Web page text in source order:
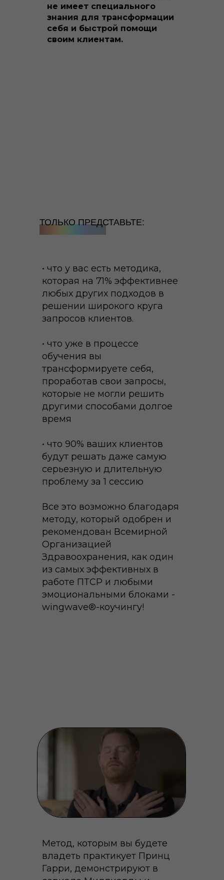
не имеет специального
знания для трансформации
себя и быстрой помощи
своим клиентам.
• что у вас есть методика,
которая на 71% эффективнее
любых других подходов в
решении широкого круга
запросов клиентов.
• что уже в процессе
обучения вы
трансформируете себя,
проработав свои запросы,
которые не могли решить
другими способами долгое
время
• что 90% ваших клиентов
будут решать даже самую
серьезную и длительную
проблему за 1 сессию
Все это возможно благодаря
методу, который одобрен и
рекомендован Всемирной
Организацией
Здравоохранения, как один
из самых эффективных в
работе ПТСР и любыми
эмоциональными блоками -
wingwave®-коучингу!
ТОЛЬКО ПРЕДСТАВЬТЕ:
Метод, которым вы будете
владеть практикует Принц
Гарри, демонстрируют в